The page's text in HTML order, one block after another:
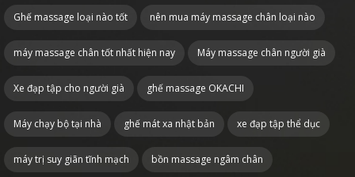
Ghế massage loại nào tốt nên mua máy massage chân loại nào
máy massage chân tốt nhất hiện nay Máy massage chân người già
Xe đạp tập cho người già ghế massage OKACHI
Máy chạy bộ tại nhà ghế mát xa nhật bản xe đạp tập thể dục
máy trị suy giãn tĩnh mạch bồn massage ngâm chân